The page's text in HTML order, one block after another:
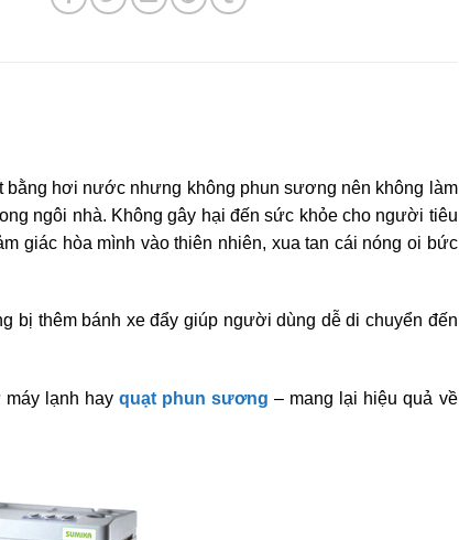
bằng hơi nước nhưng không phun sương nên không làm
ngôi nhà. Không gây hại đến sức khỏe cho người tiêu
giác hòa mình vào thiên nhiên, xua tan cái nóng oi bức
bị thêm bánh xe đẩy giúp người dùng dễ di chuyển đến
lạnh hay quạt phun sương – mang lại hiệu quả về